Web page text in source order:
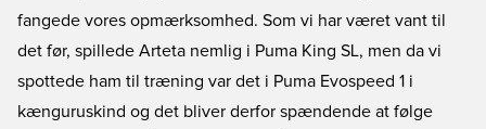
fangede vores opmærksomhed. Som vi har været vant til
det før, spillede Arteta nemlig i Puma King SL, men da vi
spottede ham til træning var det i Puma Evospeed 1 i
kænguruskind og det bliver derfor spændende at følge